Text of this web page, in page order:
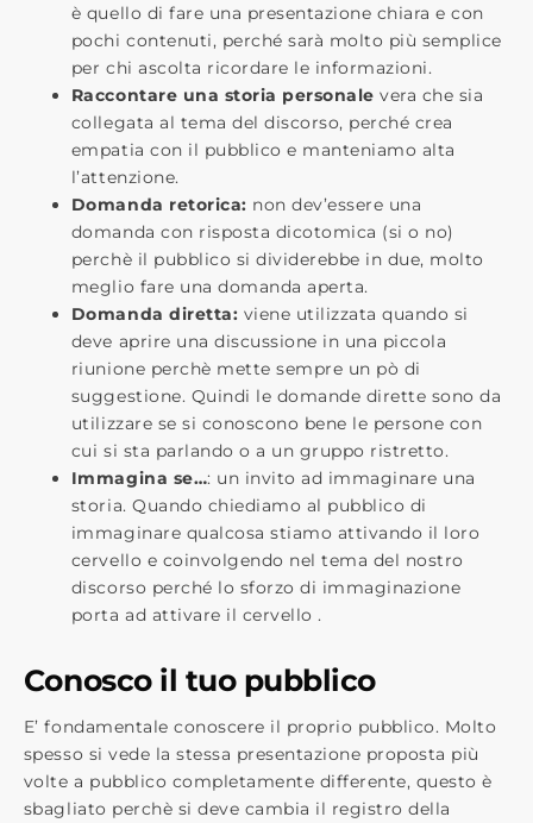
è quello di fare una presentazione chiara e con
pochi contenuti, perché sarà molto più semplice
per chi ascolta ricordare le informazioni.
Raccontare una storia personale vera che sia
collegata al tema del discorso, perché crea
empatia con il pubblico e manteniamo alta
l’attenzione.
Domanda retorica: non dev’essere una
domanda con risposta dicotomica (si o no)
perchè il pubblico si dividerebbe in due, molto
meglio fare una domanda aperta.
Domanda diretta: viene utilizzata quando si
deve aprire una discussione in una piccola
riunione perchè mette sempre un pò di
suggestione. Quindi le domande dirette sono da
utilizzare se si conoscono bene le persone con
cui si sta parlando o a un gruppo ristretto.
Immagina se…: un invito ad immaginare una
storia. Quando chiediamo al pubblico di
immaginare qualcosa stiamo attivando il loro
cervello e coinvolgendo nel tema del nostro
discorso perché lo sforzo di immaginazione
porta ad attivare il cervello .
Conosco il tuo pubblico
E’ fondamentale conoscere il proprio pubblico. Molto
spesso si vede la stessa presentazione proposta più
volte a pubblico completamente differente, questo è
sbagliato perchè si deve cambia il registro della